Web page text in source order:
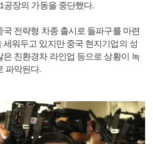
공장의 가동을 중단했다.
국 전략형 차종 출시로 돌파구를 마련
세워두고 있지만 중국 현지기업의 성
은 친환경차 라인업 등으로 상황이 녹
파악된다.